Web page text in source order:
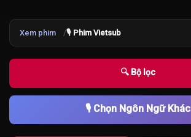
Xem phim 🎙️ Phim Vietsub
🔍 Bộ lọc
🎙️ Chọn Ngôn Ngữ Khác